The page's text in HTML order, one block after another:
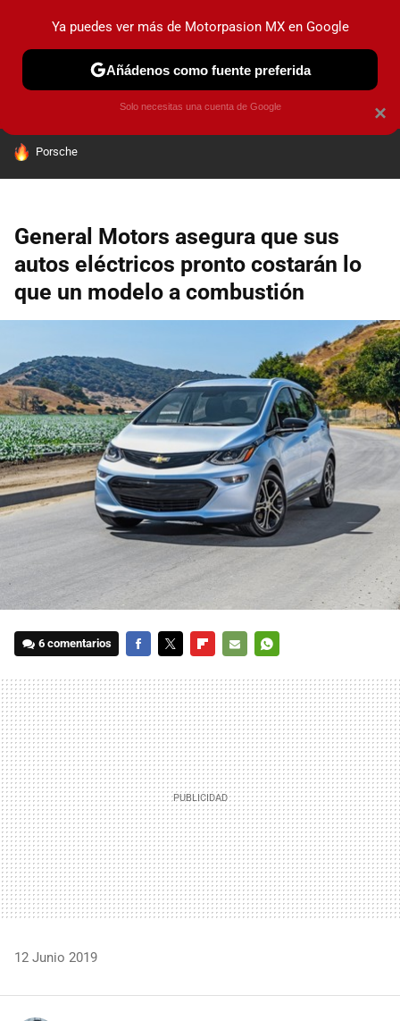
PRUEBAS INDUSTRIA HOY NO CIRCULA
HOY SE HABLA DE
Porsche
General Motors asegura que sus
autos eléctricos pronto costarán lo
que un modelo a combustión
6 comentarios
MAIL
12 Junio 2019
×
Ya puedes ver más de Motorpasion MX en Google
Añádenos como fuente preferida
Solo necesitas una cuenta de Google